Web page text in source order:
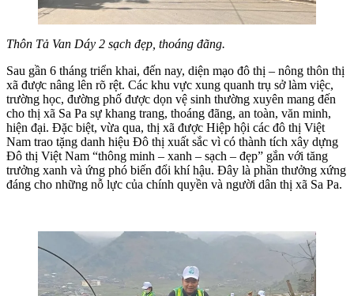
Thôn Tả Van Dáy 2 sạch đẹp, thoáng đãng.
Sau gần 6 tháng triển khai, đến nay, diện mạo đô thị – nông thôn thị
xã được nâng lên rõ rệt. Các khu vực xung quanh trụ sở làm việc,
trường học, đường phố được dọn vệ sinh thường xuyên mang đến
cho thị xã Sa Pa sự khang trang, thoáng đãng, an toàn, văn minh,
hiện đại. Đặc biệt, vừa qua, thị xã được Hiệp hội các đô thị Việt
Nam trao tặng danh hiệu Đô thị xuất sắc vì có thành tích xây dựng
Đô thị Việt Nam “thông minh – xanh – sạch – đẹp” gắn với tăng
trưởng xanh và ứng phó biến đổi khí hậu. Đây là phần thưởng xứng
đáng cho những nỗ lực của chính quyền và người dân thị xã Sa Pa.